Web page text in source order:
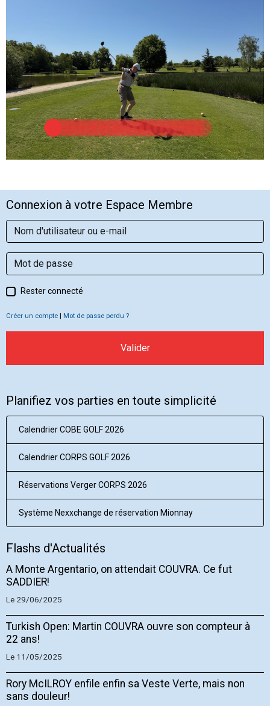
Connexion à votre Espace Membre
Rester connecté
Créer un compte | Mot de passe perdu ?
Valider
Planifiez vos parties en toute simplicité
Calendrier COBE GOLF 2026
Calendrier CORPS GOLF 2026
Réservations Verger CORPS 2026
Système Nexxchange de réservation Mionnay
Flashs d'Actualités
A Monte Argentario, on attendait COUVRA. Ce fut
SADDIER!
Le 29/06/2025
Turkish Open: Martin COUVRA ouvre son compteur à
22 ans!
Le 11/05/2025
Rory McILROY enfile enfin sa Veste Verte, mais non
sans douleur!